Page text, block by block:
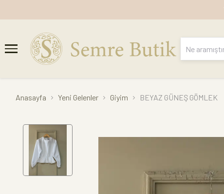
Anasayfa Yeni Gelenler Giyim BEYAZ GÜNEŞ GÖMLEK